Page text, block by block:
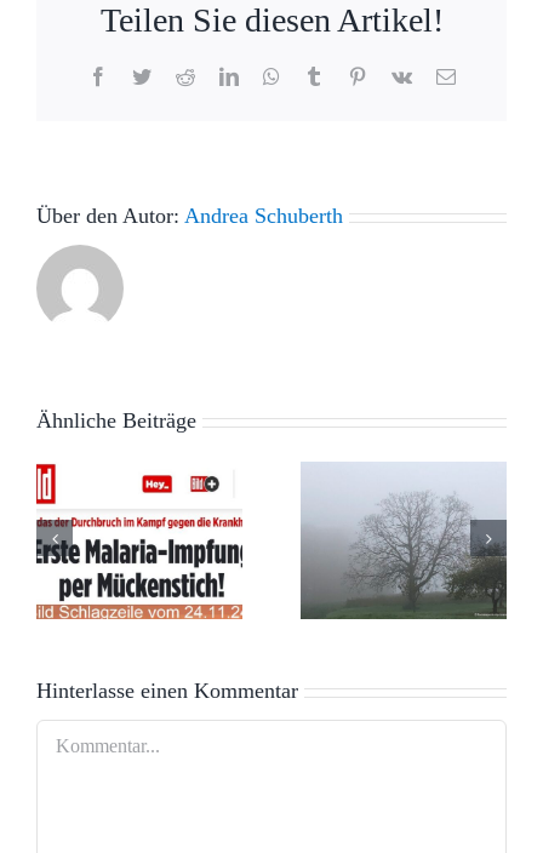
Teilen Sie diesen Artikel!
Facebook
TwitterRedditLinkedInWhatsApp
TumblrPinterest
Vk
E-
Über den Autor: Andrea Schuberth
Ähnliche Beiträge
Depressionen
Schutz der
Demokratie
Hinterlasse einen Kommentar
Kommentar